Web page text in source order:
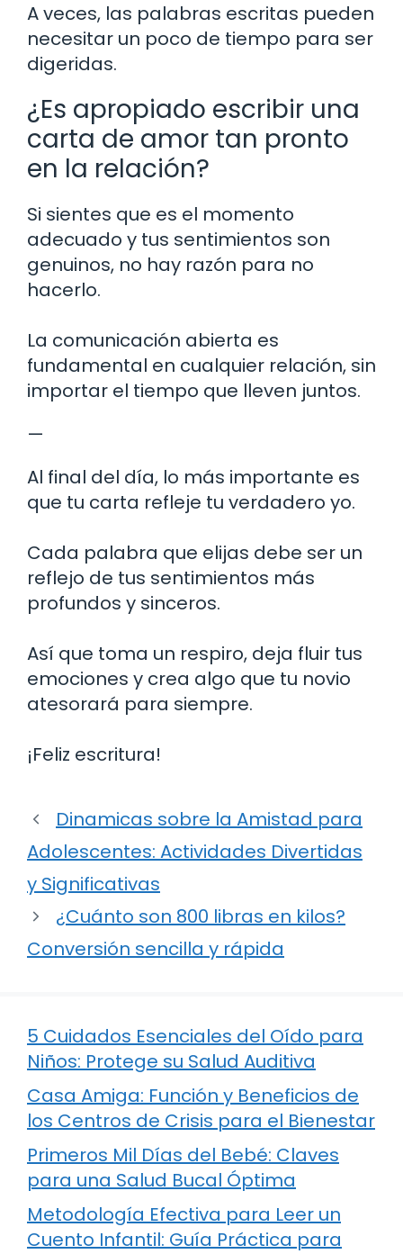
A veces, las palabras escritas pueden
necesitar un poco de tiempo para ser
digeridas.
¿Es apropiado escribir una
carta de amor tan pronto
en la relación?
Si sientes que es el momento
adecuado y tus sentimientos son
genuinos, no hay razón para no
hacerlo.
La comunicación abierta es
fundamental en cualquier relación, sin
importar el tiempo que lleven juntos.
—
Al final del día, lo más importante es
que tu carta refleje tu verdadero yo.
Cada palabra que elijas debe ser un
reflejo de tus sentimientos más
profundos y sinceros.
Así que toma un respiro, deja fluir tus
emociones y crea algo que tu novio
atesorará para siempre.
¡Feliz escritura!
Dinamicas sobre la Amistad para
Adolescentes: Actividades Divertidas
y Significativas
¿Cuánto son 800 libras en kilos?
Conversión sencilla y rápida
5 Cuidados Esenciales del Oído para
Niños: Protege su Salud Auditiva
Casa Amiga: Función y Beneficios de
los Centros de Crisis para el Bienestar
Primeros Mil Días del Bebé: Claves
para una Salud Bucal Óptima
Metodología Efectiva para Leer un
Cuento Infantil: Guía Práctica para